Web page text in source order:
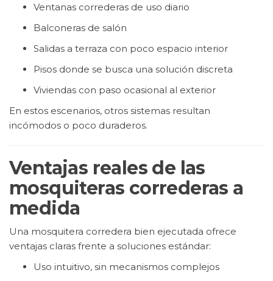
Ventanas correderas de uso diario
Balconeras de salón
Salidas a terraza con poco espacio interior
Pisos donde se busca una solución discreta
Viviendas con paso ocasional al exterior
En estos escenarios, otros sistemas resultan
incómodos o poco duraderos.
Ventajas reales de las
mosquiteras correderas a
medida
Una mosquitera corredera bien ejecutada ofrece
ventajas claras frente a soluciones estándar:
Uso intuitivo, sin mecanismos complejos